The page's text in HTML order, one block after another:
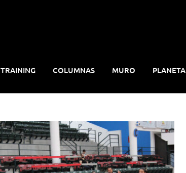
TRAINING COLUMNAS MURO PLANETA